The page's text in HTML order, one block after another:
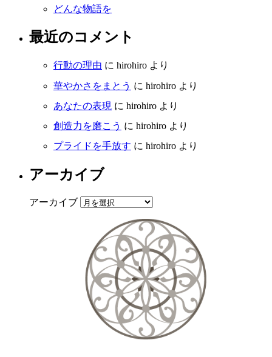
どんな物語を
最近のコメント
行動の理由 に hirohiro より
華やかさをまとう に hirohiro より
あなたの表現 に hirohiro より
創造力を磨こう に hirohiro より
プライドを手放す に hirohiro より
アーカイブ
アーカイブ